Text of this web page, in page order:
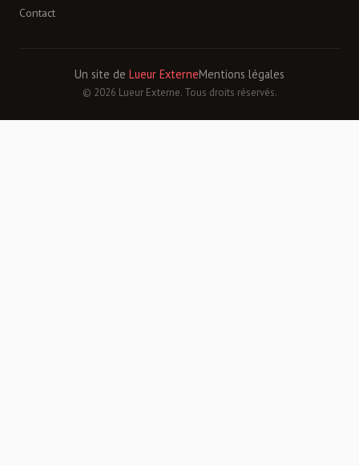
Contact
Un site de Lueur ExterneMentions légales
© 2026 Lueur Externe. Tous droits réservés.